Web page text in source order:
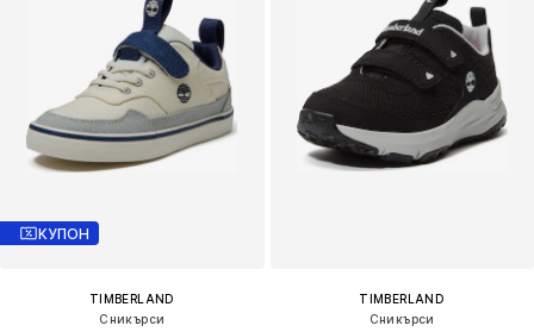
КУПОН
TIMBERLAND
Сникърси
TIMBERLAND
Сникърси